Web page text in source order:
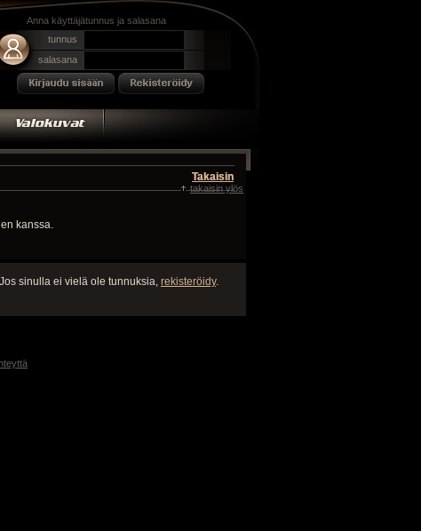
Anna käyttäjätunnus ja salasana
tunnus
salasana
Takaisin
Takaisin
kanssa.
sinulla ei vielä ole tunnuksia, rekisteröidy.
takaisin ylös